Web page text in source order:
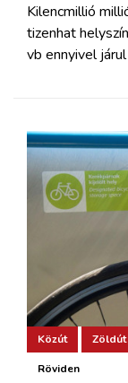
Kilencmillió
tizenhat
vb ennyivel
Közút Zöldút
Röviden